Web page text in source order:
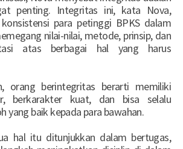
penting. Integritas ini, kata Nova,
para petinggi BPKS dalam
nilai-nilai, metode, prinsip, dan
atas berbagai hal yang harus
orang berintegritas berarti memiliki
berkarakter kuat, dan bisa selalu
yang baik kepada para bawahan.
hal itu ditunjukkan dalam bertugas,